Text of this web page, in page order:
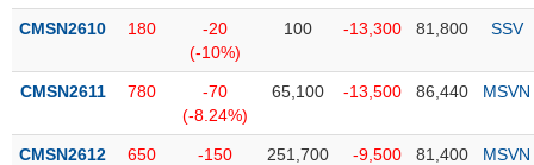
Niêm
mới
yết
CMSN2610 180
-20
(-10%)
100 -13,300 81,800 SSV
CMSN2611 780
-70
(-8.24%)
65,100 -13,500 86,440 MSVN
CMSN2612 650
-150
251,700 -9,500 81,400 MSVN
PHIẾU
PHÁI